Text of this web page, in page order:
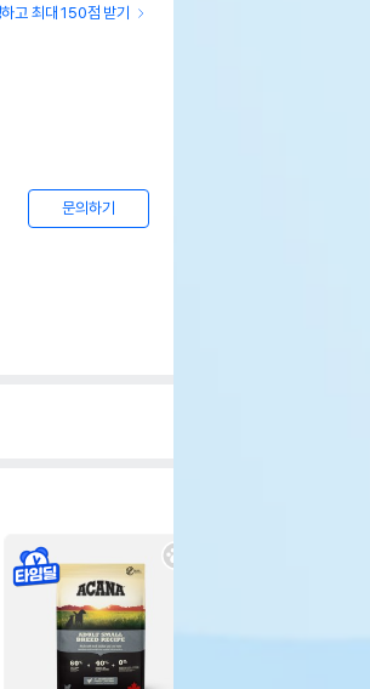
고 최대 150점 받기
문의하기